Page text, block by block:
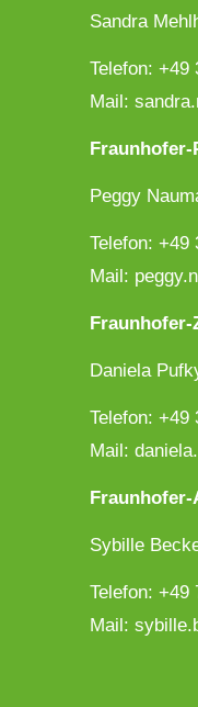
Sandra
Telefon: +49
Mail:
Peggy
Telefon: +49
Mail:
Daniela
Telefon: +49
Mail:
Sybille
Telefon: +49
Mail: